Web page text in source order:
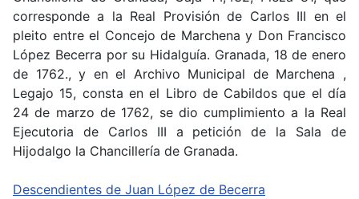
corresponde a la Real Provisión de Carlos III en el
pleito entre el Concejo de Marchena y Don Francisco
López Becerra por su Hidalguía. Granada, 18 de enero
de 1762., y en el Archivo Municipal de Marchena ,
Legajo 15, consta en el Libro de Cabildos que el día
24 de marzo de 1762, se dio cumplimiento a la Real
Ejecutoria de Carlos III a petición de la Sala de
Hijodalgo la Chancillería de Granada.
Descendientes de Juan López de Becerra